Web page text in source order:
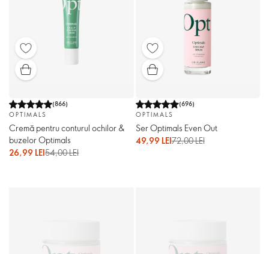
(866)
OPTIMALS
Cremă pentru conturul ochilor &
buzelor Optimals
26,99 LEI54,00 LEI
(696)
OPTIMALS
Ser Optimals Even Out
49,99 LEI72,00 LEI